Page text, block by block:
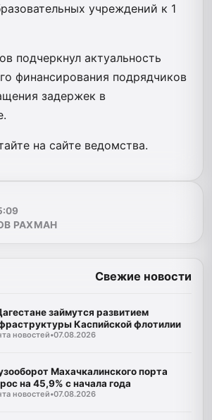
учреждений к 1
подчеркнул актуальность
финансирования подрядчиков
задержек в
на сайте ведомства.
РАХМАН
Свежие новости
займутся развитием
Каспийской флотилии
новостей•07.08.2026
Махачкалинского порта
на 45,9% с начала года
новостей•07.08.2026